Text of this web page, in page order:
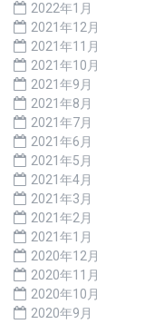
2022年1月
2021年12月
2021年11月
2021年10月
2021年9月
2021年8月
2021年7月
2021年6月
2021年5月
2021年4月
2021年3月
2021年2月
2021年1月
2020年12月
2020年11月
2020年10月
2020年9月